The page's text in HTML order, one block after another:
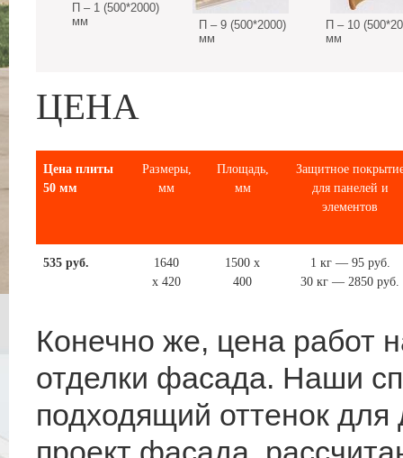
П – 1 (500*2000)
мм
П – 9 (500*2000)
мм
П – 10
мм
ЦЕНА
Цена плиты
50 мм
Размеры,
мм
Площадь,
мм
Защитное
для панелей и
элементов
535 руб.
1640
х 420
1500 х
400
1 кг — 95 руб.
30 кг — 2850 руб.
Конечно же, цена работ
отделки фасада. Наши
подходящий оттенок